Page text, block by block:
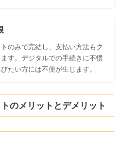
のみで完結し、支払い方法もク
す。デジタルでの手続きに不慣
たい方には不便が生じます。
のメリットとデメリット